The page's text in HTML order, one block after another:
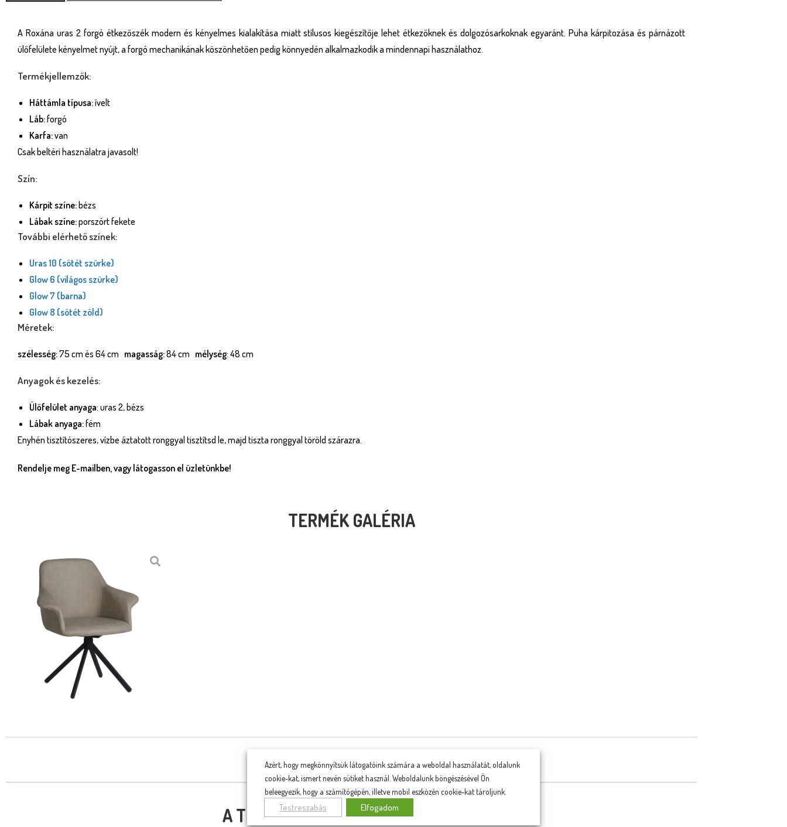
A Roxána uras 2 forgó étkezőszék modern és kényelmes kialakítása miatt stílusos kiegészítője lehet étkezőknek és dolgozósarkoknak egyaránt. Puha kárpitozása és párnázott
ülőfelülete kényelmet nyújt, a forgó mechanikának köszönhetően pedig könnyedén alkalmazkodik a mindennapi használathoz.
Termékjellemzők:
Háttámla típusa:ívelt
Láb:forgó
Karfa:van
Csak beltéri használatra javasolt!
Szín:
Kárpit színe:bézs
Lábak színe:porszórt fekete
További elérhető színek:
Uras 10 (sötét szürke)
Glow 6 (világos szürke)
Glow 7 (barna)
Glow 8 (sötét zöld)
Méretek:
szélesség:75 cm és 64 cm magasság:84 cm mélység: 48 cm
Anyagok és kezelés:
Ülőfelület anyaga: uras 2, bézs
Lábak anyaga:fém
Enyhén tisztítószeres, vízbe áztatott ronggyal tisztítsd le, majd tiszta ronggyal töröld szárazra.
Rendelje meg E-mailben, vagy látogasson el üzletünkbe!
TERMÉK GALÉRIA
KAPCSOLÓDÓ TERMÉKEK
A TERMÉKCSALÁD TOVÁBBI TAGJAI
Azért, hogy megkönnyítsük látogatóink számára a weboldal használatát, oldalunk
cookie-kat, ismert nevén sütiket használ. Weboldalunk böngészésével Ön
beleegyezik, hogy a számítógépén, illetve mobil eszközén cookie-kat tároljunk.
Testreszabás Elfogadom